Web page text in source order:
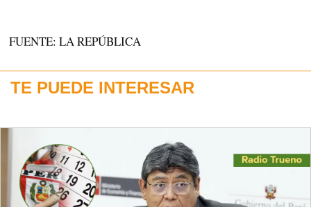
FUENTE: LA REPÚBLICA
TE PUEDE INTERESAR